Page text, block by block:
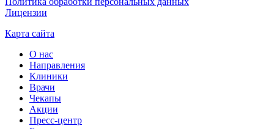
Лицензии
Карта сайта
О нас
Направления
Клиники
Врачи
Чекапы
Акции
Пресс-центр